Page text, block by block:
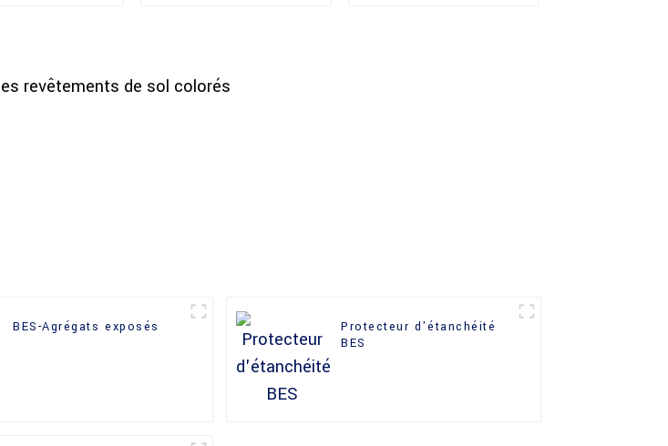
BES-Agrégats exposés
Protecteur d'étanchéité
BES